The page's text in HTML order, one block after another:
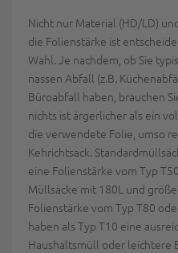
Nicht nur Material (HD/LD)
die Folienstärke ist
Wahl. Je nachdem, ob Sie
nassen Abfall (z.B.
Büroabfall haben, brauchen
nichts ist ärgerlicher als ein
die verwendete Folie, umso
Kehrichtsack.
eine Folienstärke vom Typ
Müllsäcke mit 180L und
Folienstärke vom Typ T80
haben als Typ T10 eine
Haushaltsmüll oder leichtere